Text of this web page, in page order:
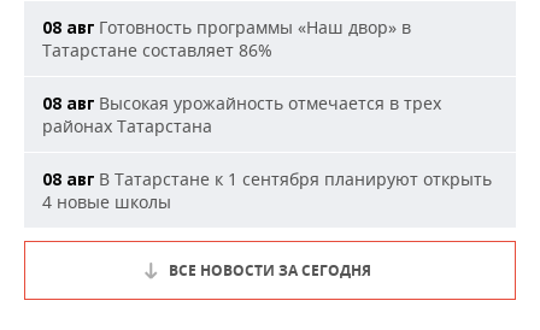
08 авг Готовность программы «Наш двор» в
Татарстане составляет 86%
08 авг Высокая урожайность отмечается в трех
районах Татарстана
08 авг В Татарстане к 1 сентября планируют открыть
4 новые школы
ВСЕ НОВОСТИ ЗА СЕГОДНЯ